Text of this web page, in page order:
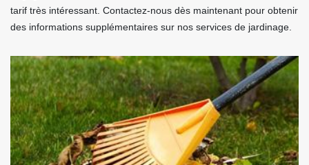
tarif très intéressant. Contactez-nous dès maintenant pour obtenir
des informations supplémentaires sur nos services de jardinage.